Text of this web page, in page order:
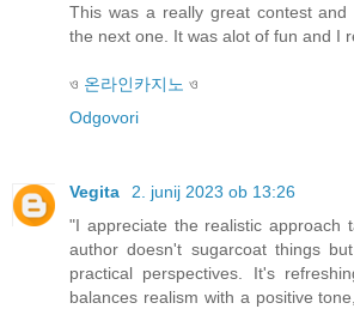
This was a really great contest and
the next one. It was alot of fun and I
ও 온라인카지노 ও
Odgovori
Vegita
2. junij 2023 ob 13:26
"I appreciate the realistic approach
author doesn't sugarcoat things
practical perspectives. It's
balances realism with a positive